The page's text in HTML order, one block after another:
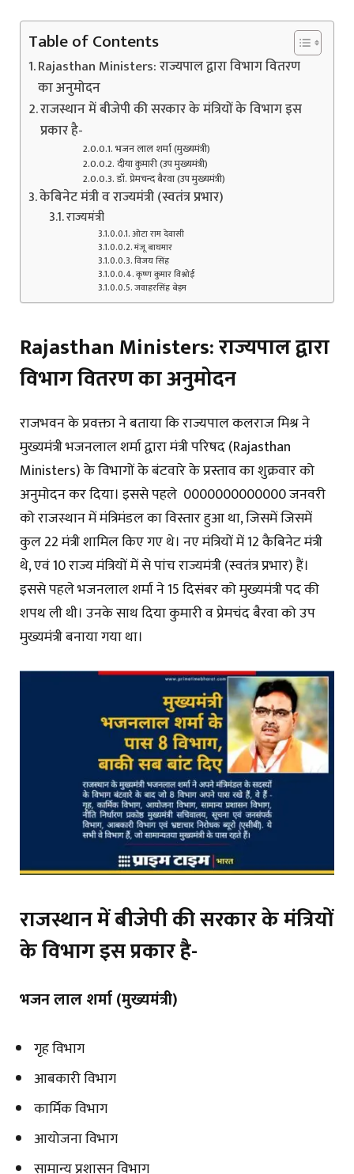
Table of Contents
Rajasthan Ministers: राज्यपाल द्वारा विभाग वितरण
का अनुमोदन
राजस्थान में बीजेपी की सरकार के मंत्रियों के विभाग इस
प्रकार है-
भजन लाल शर्मा (मुख्यमंत्री)
दीया कुमारी (उप मुख्यमंत्री)
डॉ. प्रेमचन्द बैरवा (उप मुख्यमंत्री)
केबिनेट मंत्री व राज्यमंत्री (स्वतंत्र प्रभार)
राज्यमंत्री
ओटा राम देवासी
मंजू बाघमार
विजय सिंह
कृष्ण कुमार विश्नोई
जवाहरसिंह बेड़म
Rajasthan Ministers: राज्यपाल द्वारा
विभाग वितरण का अनुमोदन
राजभवन के प्रवक्ता ने बताया कि राज्यपाल कलराज मिश्र ने
मुख्यमंत्री भजनलाल शर्मा द्वारा मंत्री परिषद (Rajasthan
Ministers) के विभागों के बंटवारे के प्रस्ताव का शुक्रवार को
अनुमोदन कर दिया। इससे पहले 0000000000000 जनवरी
को राजस्थान में मंत्रिमंडल का विस्तार हुआ था, जिसमें जिसमें
कुल 22 मंत्री शामिल किए गए थे। नए मंत्रियों में 12 कैबिनेट मंत्री
थे, एवं 10 राज्य मंत्रियों में से पांच राज्यमंत्री (स्वतंत्र प्रभार) हैं।
इससे पहले भजनलाल शर्मा ने 15 दिसंबर को मुख्यमंत्री पद की
शपथ ली थी। उनके साथ दिया कुमारी व प्रेमचंद बैरवा को उप
मुख्यमंत्री बनाया गया था।
राजस्थान में बीजेपी की सरकार के मंत्रियों
के विभाग इस प्रकार है-
भजन लाल शर्मा (मुख्यमंत्री)
गृह विभाग
आबकारी विभाग
कार्मिक विभाग
आयोजना विभाग
सामान्य प्रशासन विभाग